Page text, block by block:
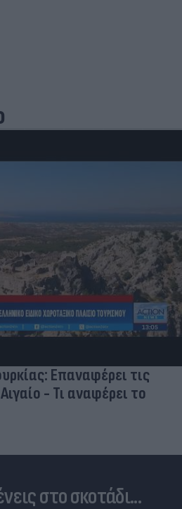
Επαναφέρει τις
- Τι αναφέρει το
στο σκοτάδι...